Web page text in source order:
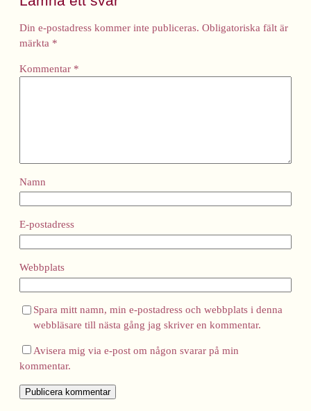
Din e-postadress kommer inte publiceras. Obligatoriska fält är
märkta *
Kommentar *
Namn
E-postadress
Webbplats
Spara mitt namn, min e-postadress och webbplats i denna
webbläsare till nästa gång jag skriver en kommentar.
Avisera mig via e-post om någon svarar på min
kommentar.